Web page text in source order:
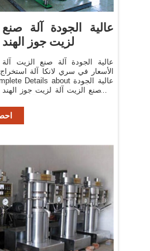
عالية الجودة آلة
لزيت جوز
عالية الجودة آلة صنع الزيت
الأسعار في سري لانكا آلة
آلة صنع الزيت آلة لزيت جوز